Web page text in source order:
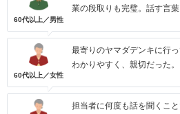
60代以上／男性
業の段取りも完璧。話す言葉
60代以上／女性
最寄りのヤマダデンキに行
わかりやすく、親切だった。
担当者に何度も話を聞くこ